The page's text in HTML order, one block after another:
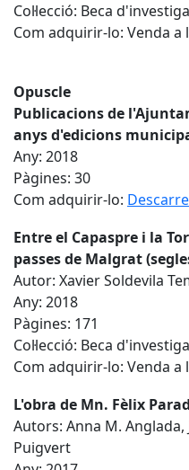
Col·lecció: Beca
Com adquirir-lo: Venda a
Opuscle
Publicacions de
anys d'edicions
Any: 2018
Pàgines: 30
Com adquirir-lo:
Entre el Capaspre i la
passes de Malgrat
Autor: Xavier Soldevila
Any: 2018
Pàgines: 171
Col·lecció: Beca
Com adquirir-lo: Venda a
L'obra de Mn. Fèlix
Autors: Anna M. Anglada,
Puigvert